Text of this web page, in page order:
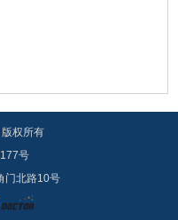
权所有
号
门北路10号